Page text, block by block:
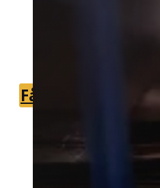
hurtigt videre når
fylde for meget i
Få et tilbud